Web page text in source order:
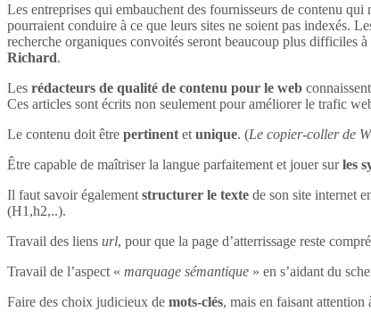
Les entreprises qui embauchent des fournisseurs de contenu
pourraient conduire à ce que leurs sites ne soient pas indexés.
recherche organiques convoités seront beaucoup plus
Richard.
Les rédacteurs de qualité de contenu pour le web
Ces articles sont écrits non seulement pour améliorer le trafic
Le contenu doit être pertinent et unique. (Le copier-coller de
Être capable de maîtriser la langue parfaitement et jouer surles
Il faut savoir également structurer le texte de son site internet
(H1,h2,..).
Travail des liens url, pour que la page d’atterrissage reste
Travail de l’aspect « marquage sémantique » en s’aidant du
Faire des choix judicieux de mots-clés, mais en faisant attention